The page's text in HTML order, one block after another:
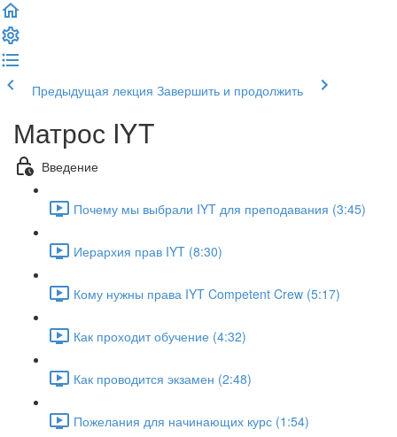
Предыдущая лекция Завершить и продолжить
Матрос IYT
Введение
Почему мы выбрали IYT для преподавания (3:45)
Иерархия прав IYT (8:30)
Кому нужны права IYT Competent Crew (5:17)
Как проходит обучение (4:32)
Как проводится экзамен (2:48)
Пожелания для начинающих курс (1:54)